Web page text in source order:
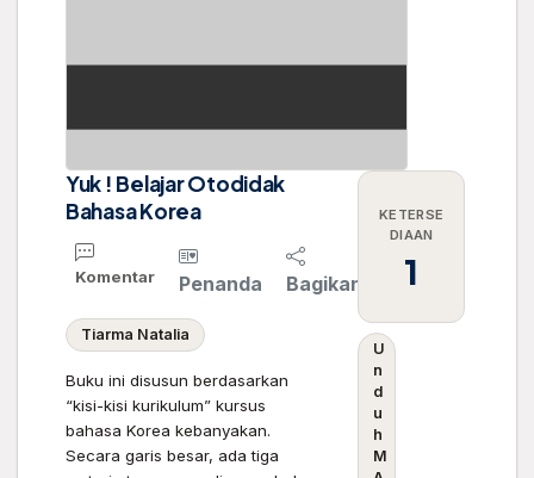
Yuk ! Belajar Otodidak
Bahasa Korea
Komentar Penanda Bagikan
Tiarma Natalia
Buku ini disusun berdasarkan
“kisi-kisi kurikulum” kursus
bahasa Korea kebanyakan.
Secara garis besar, ada tiga
KETERSE
DIAAN
1
U
n
d
u
h
M